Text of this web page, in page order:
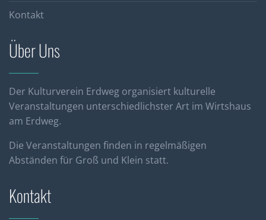
Kontakt
Über Uns
Der Kulturverein Erdweg organisiert kulturelle
Veranstaltungen unterschiedlichster Art im Wirtshaus
am Erdweg.
Die Veranstaltungen finden in regelmäßigen
Abständen für Groß und Klein statt.
Kontakt